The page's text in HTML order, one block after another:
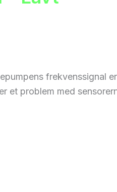
frekvenssignal
et problem med